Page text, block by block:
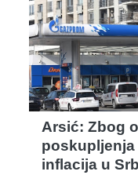
Arsić: Zbog
poskupljenja
inflacija u